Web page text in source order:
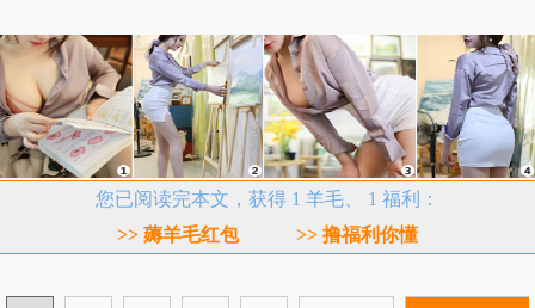
您已阅读完本文，获得 1 羊毛、 1 福利：
>> 薅羊毛红包
>> 撸福利你懂